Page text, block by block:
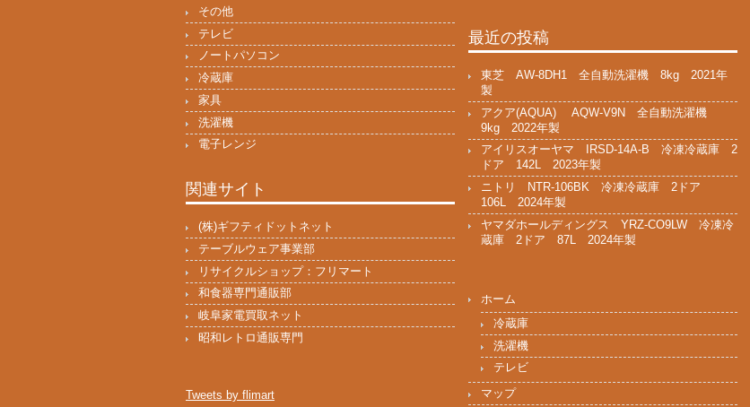
その他
テレビ
ノートパソコン
冷蔵庫
家具
洗濯機
電子レンジ
最近の投稿
東芝 AW-8DH1 全自動洗濯機 8kg 2021年
製
アクア(AQUA) AQW-V9N 全自動洗濯機
9kg 2022年製
アイリスオーヤマ IRSD-14A-B 冷凍冷蔵庫 2
ドア 142L 2023年製
ニトリ NTR-106BK 冷凍冷蔵庫 2ドア
106L 2024年製
ヤマダホールディングス YRZ-CO9LW 冷凍冷
蔵庫 2ドア 87L 2024年製
関連サイト
(株)ギフティドットネット
テーブルウェア事業部
リサイクルショップ：フリマート
和食器専門通販部
岐阜家電買取ネット
昭和レトロ通販専門
ホーム
冷蔵庫
洗濯機
テレビ
マップ
Tweets by flimart